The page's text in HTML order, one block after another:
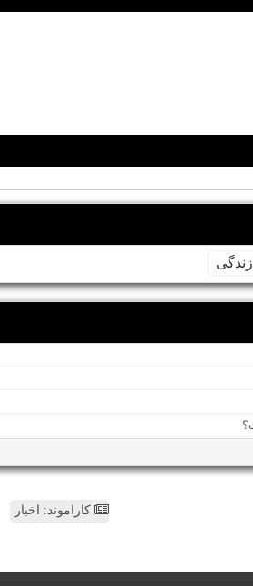
زندگی
کاراموند: اخبار